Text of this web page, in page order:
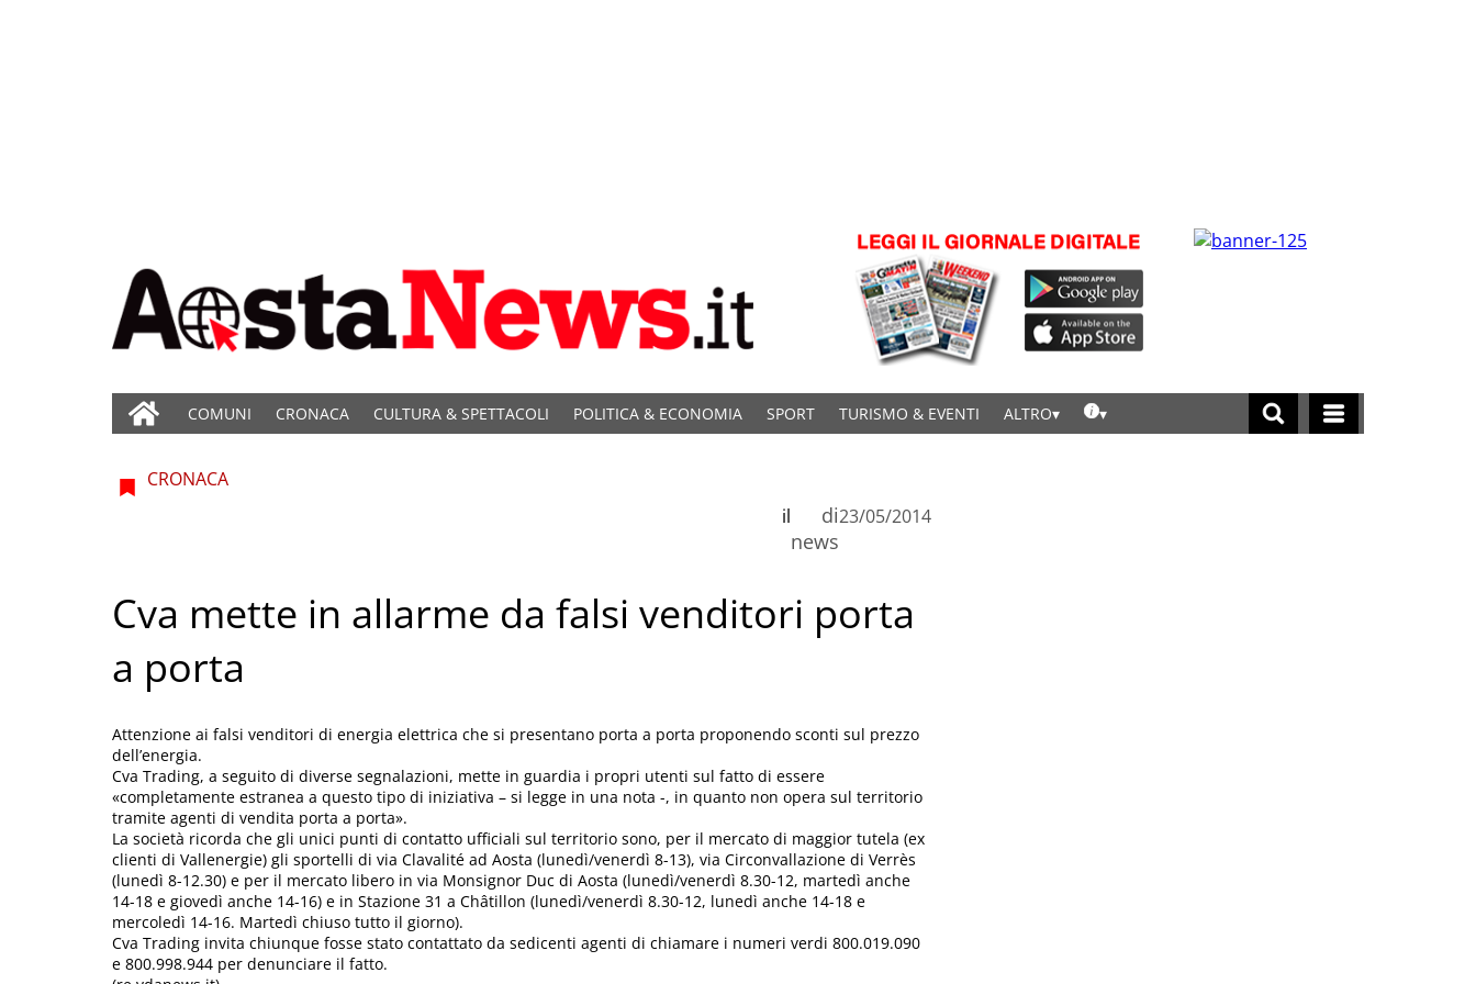
COMUNI CRONACA CULTURA & SPETTACOLI POLITICA & ECONOMIA SPORT TURISMO & EVENTI ALTRO
CRONACA
di
news
il 23/05/2014
Cva mette in allarme da falsi venditori porta
a porta
Attenzione ai falsi venditori di energia elettrica che si presentano porta a porta proponendo sconti sul prezzo
dell’energia.
Cva Trading, a seguito di diverse segnalazioni, mette in guardia i propri utenti sul fatto di essere
«completamente estranea a questo tipo di iniziativa – si legge in una nota -, in quanto non opera sul territorio
tramite agenti di vendita porta a porta».
La società ricorda che gli unici punti di contatto ufficiali sul territorio sono, per il mercato di maggior tutela (ex
clienti di Vallenergie) gli sportelli di via Clavalité ad Aosta (lunedì/venerdì 8-13), via Circonvallazione di Verrès
(lunedì 8-12.30) e per il mercato libero in via Monsignor Duc di Aosta (lunedì/venerdì 8.30-12, martedì anche
14-18 e giovedì anche 14-16) e in Stazione 31 a Châtillon (lunedì/venerdì 8.30-12, lunedì anche 14-18 e
mercoledì 14-16. Martedì chiuso tutto il giorno).
Cva Trading invita chiunque fosse stato contattato da sedicenti agenti di chiamare i numeri verdi 800.019.090
e 800.998.944 per denunciare il fatto.